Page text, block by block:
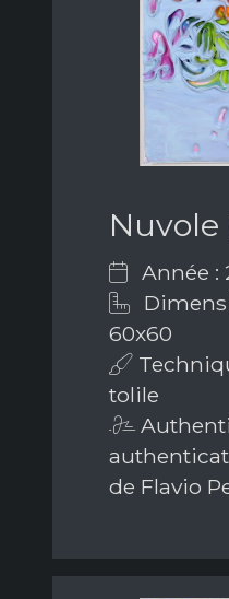
Nuvole
Année :
60x60
tolile
de Flavio